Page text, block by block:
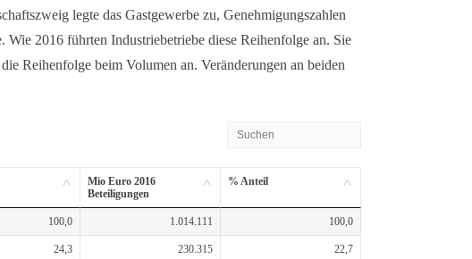
legte das Gastgewerbe zu, Genehmigungszahlen
2016 führten Industriebetriebe diese Reihenfolge an. Sie
Reihenfolge beim Volumen an. Veränderungen an beiden
Mio Euro 2016
Beteiligungen
% Anteil
100,0 1.014.111 100,0
24,3 230.315 22,7